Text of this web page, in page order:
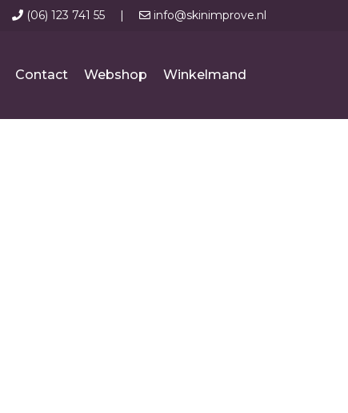
(06) 123 741 55 | info@skinimprove.nl
Contact Webshop Winkelmand